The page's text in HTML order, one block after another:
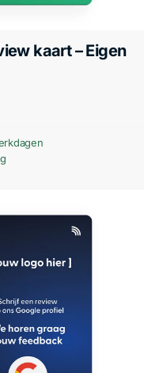
kaart – Eigen